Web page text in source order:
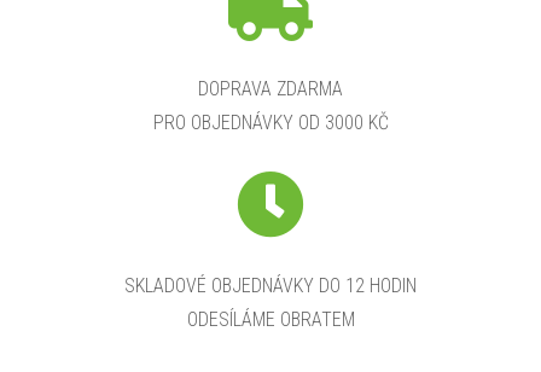
DOPRAVA ZDARMA
PRO OBJEDNÁVKY OD 3000 KČ
SKLADOVÉ OBJEDNÁVKY DO 12 HODIN
ODESÍLÁME OBRATEM